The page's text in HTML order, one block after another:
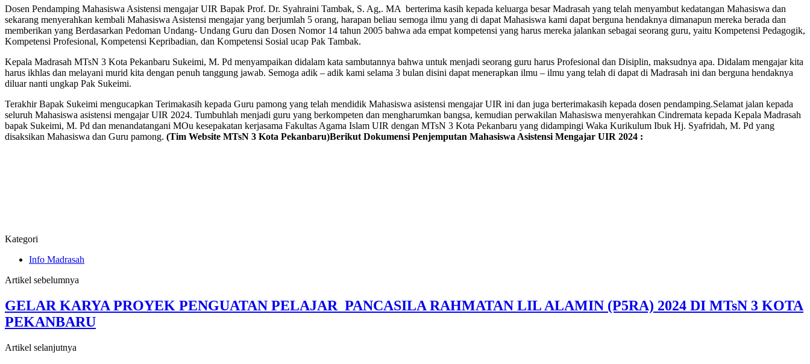
Dosen Pendamping Mahasiswa Asistensi mengajar UIR Bapak Prof. Dr. Syahraini Tambak, S. Ag,. MA berterima kasih kepada keluarga besar Madrasah yang telah menyambut kedatangan Mahasiswa dan
sekarang menyerahkan kembali Mahasiswa Asistensi mengajar yang berjumlah 5 orang, harapan beliau semoga ilmu yang di dapat Mahasiswa kami dapat berguna hendaknya dimanapun mereka berada dan
memberikan yang Berdasarkan Pedoman Undang- Undang Guru dan Dosen Nomor 14 tahun 2005 bahwa ada empat kompetensi yang harus mereka jalankan sebagai seorang guru, yaitu Kompetensi Pedagogik,
Kompetensi Profesional, Kompetensi Kepribadian, dan Kompetensi Sosial ucap Pak Tambak.
Kepala Madrasah MTsN 3 Kota Pekanbaru Sukeimi, M. Pd menyampaikan didalam kata sambutannya bahwa untuk menjadi seorang guru harus Profesional dan Disiplin, maksudnya apa. Didalam mengajar kita
harus ikhlas dan melayani murid kita dengan penuh tanggung jawab. Semoga adik – adik kami selama 3 bulan disini dapat menerapkan ilmu – ilmu yang telah di dapat di Madrasah ini dan berguna hendaknya
diluar nanti ungkap Pak Sukeimi.
Terakhir Bapak Sukeimi mengucapkan Terimakasih kepada Guru pamong yang telah mendidik Mahasiswa asistensi mengajar UIR ini dan juga berterimakasih kepada dosen pendamping.Selamat jalan kepada
seluruh Mahasiswa asistensi mengajar UIR 2024. Tumbuhlah menjadi guru yang berkompeten dan mengharumkan bangsa, kemudian perwakilan Mahasiswa menyerahkan Cindremata kepada Kepala Madrasah
bapak Sukeimi, M. Pd dan menandatangani MOu kesepakatan kerjasama Fakultas Agama Islam UIR dengan MTsN 3 Kota Pekanbaru yang didampingi Waka Kurikulum Ibuk Hj. Syafridah, M. Pd yang
disaksikan Mahasiswa dan Guru pamong. (Tim Website MTsN 3 Kota Pekanbaru)Berikut Dokumensi Penjemputan Mahasiswa Asistensi Mengajar UIR 2024 :
Kategori
Info Madrasah
Artikel sebelumnya
GELAR KARYA PROYEK PENGUATAN PELAJAR PANCASILA RAHMATAN LIL ALAMIN (P5RA) 2024 DI MTsN 3 KOTA
PEKANBARU
Artikel selanjutnya